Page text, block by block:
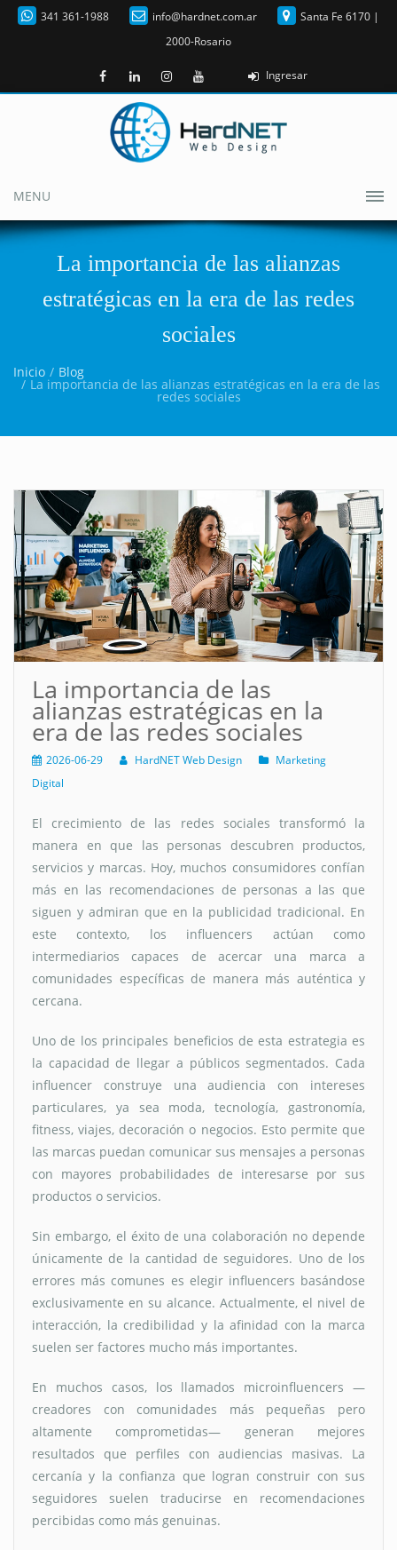
341 361-1988 info@hardnet.com.ar
Santa Fe 6170 |
2000-Rosario
Ingresar
MENU
La importancia de las alianzas
estratégicas en la era de las redes
sociales
Inicio Blog
La importancia de las alianzas estratégicas en la era de las
redes sociales
La importancia de las
alianzas estratégicas en la
era de las redes sociales
2026-06-29 HardNET Web Design
Marketing
Digital
El crecimiento de las redes sociales transformó la
manera en que las personas descubren productos,
servicios y marcas. Hoy, muchos consumidores confían
más en las recomendaciones de personas a las que
siguen y admiran que en la publicidad tradicional. En
este contexto, los influencers actúan como
intermediarios capaces de acercar una marca a
comunidades específicas de manera más auténtica y
cercana.
Uno de los principales beneficios de esta estrategia es
la capacidad de llegar a públicos segmentados. Cada
influencer construye una audiencia con intereses
particulares, ya sea moda, tecnología, gastronomía,
fitness, viajes, decoración o negocios. Esto permite que
las marcas puedan comunicar sus mensajes a personas
con mayores probabilidades de interesarse por sus
productos o servicios.
Sin embargo, el éxito de una colaboración no depende
únicamente de la cantidad de seguidores. Uno de los
errores más comunes es elegir influencers basándose
exclusivamente en su alcance. Actualmente, el nivel de
interacción, la credibilidad y la afinidad con la marca
suelen ser factores mucho más importantes.
En muchos casos, los llamados microinfluencers —
creadores con comunidades más pequeñas pero
altamente comprometidas— generan mejores
resultados que perfiles con audiencias masivas. La
cercanía y la confianza que logran construir con sus
seguidores suelen traducirse en recomendaciones
percibidas como más genuinas.